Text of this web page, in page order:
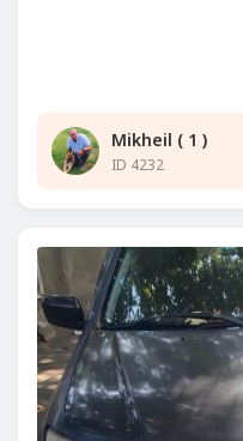
Mikheil ( 1 )
ID 4232